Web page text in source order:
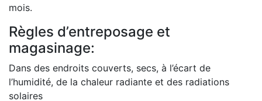
mois.
Règles d’entreposage et
magasinage:
Dans des endroits couverts, secs, à l’écart de
l’humidité, de la chaleur radiante et des radiations
solaires